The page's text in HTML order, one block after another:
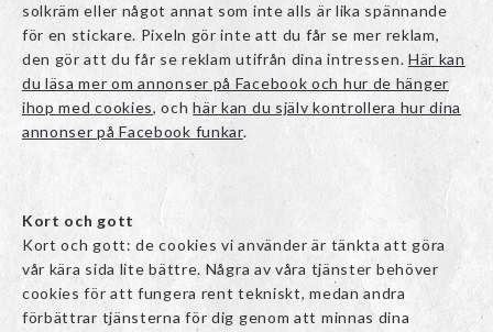
solkräm eller något annat som inte alls är lika spännande
för en stickare. Pixeln gör inte att du får se mer reklam,
den gör att du får se reklam utifrån dina intressen. Här kan
du läsa mer om annonser på Facebook och hur de hänger
ihop med cookies, ochhär kan du själv kontrollera hur dina
annonser på Facebook funkar.
Kort och gott
Kort och gott: de cookies vi använder är tänkta att göra
vår kära sida lite bättre. Några av våra tjänster behöver
cookies för att fungera rent tekniskt, medan andra
förbättrar tjänsterna för dig genom att minnas dina